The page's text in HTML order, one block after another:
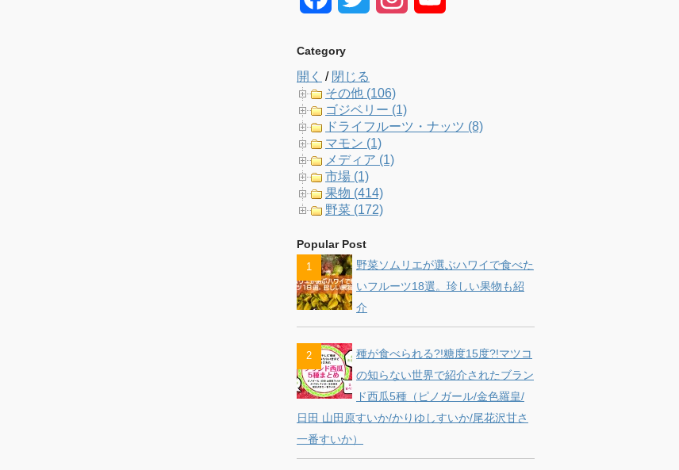
e
b
o
o
k
t
t
e
a u
a
n
e
Category
開く / 閉じる
その他 (106)
ゴジベリー (1)
ドライフルーツ・ナッツ (8)
マモン (1)
メディア (1)
市場 (1)
果物 (414)
野菜 (172)
Popular Post
野菜ソムリエが選ぶハワイで食べた
いフルーツ18選。珍しい果物も紹
介
種が食べられる?!糖度15度?!マツコ
の知らない世界で紹介されたブラン
ド西瓜5種（ピノガール/金色羅皇/
日田 山田原すいか/かりゆしすいか/尾花沢甘さ
一番すいか）